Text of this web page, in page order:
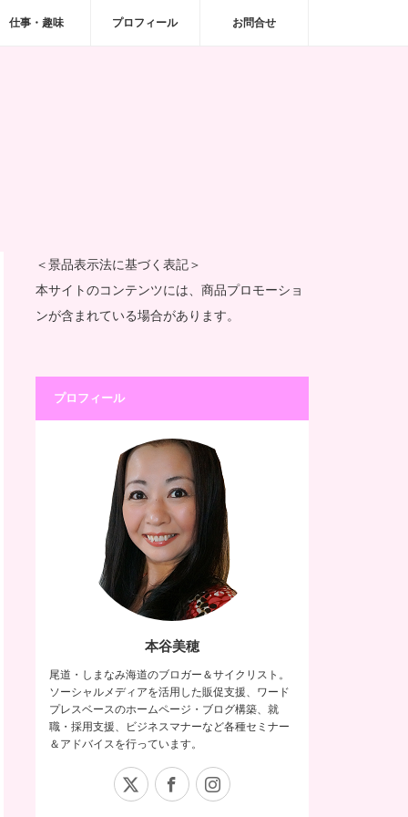
仕事・趣味 プロフィール お問合せ
＜景品表示法に基づく表記＞
本サイトのコンテンツには、商品プロモーショ
ンが含まれている場合があります。
プロフィール
本谷美穂
尾道・しまなみ海道のブロガー＆サイクリスト。
ソーシャルメディアを活用した販促支援、ワード
プレスベースのホームページ・ブログ構築、就
職・採用支援、ビジネスマナーなど各種セミナー
＆アドバイスを行っています。
Facebook